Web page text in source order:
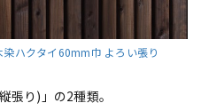
ハクタイ60mm巾 よろい張り
張り)」の2種類。